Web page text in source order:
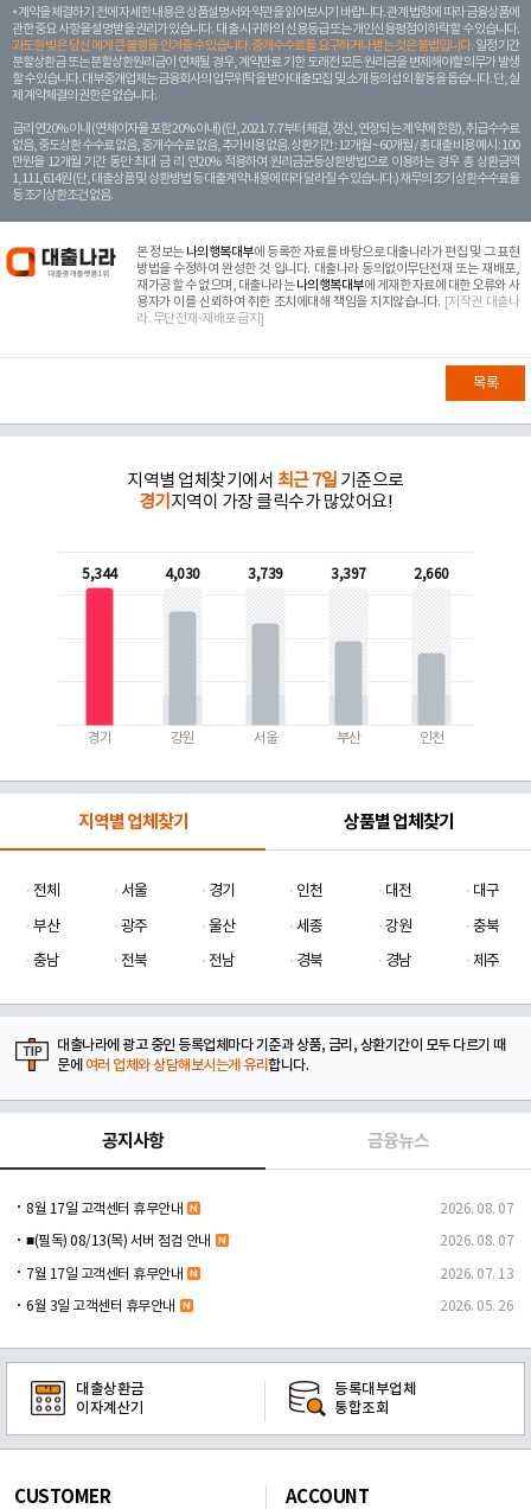
계약을 체결하기 전에 자세한 내용은 상품설명서와 약관을 읽어보시기 바랍니다. 관계 법령에 따라 금융상품에
관한 중요 사항을 설명받을 권리가 있습니다. 대 출 시 귀하의 신용등급 또는 개인신용평점이 하락할 수 있습니다.
과도한 빚은 당신 에게 큰 불행을 안겨줄 수 있습니다. 중개수수료를 요구하거나 받는 것은 불법입니다. 일정 기간
분할상환금 또는 분할상환원리금이 연체될 경우, 계약만료 기한 도래전 모든 원리금을 변제해야할 의무가 발생
할 수 있습니다. 대부중개업체는 금융회사의 업무위탁을 받아 대출모집 및 소개 등의 섭외 활동을 돕습니다. 단, 실
제 계약체결의 권한은 없습니다.
금리 연20% 이내 (연체이자율 포함 20% 이내) (단, 2021. 7. 7부터 체결, 갱신, 연장되는 계 약에 한함), 취급수수료
없음, 중도상환 수수료 없음, 중개수수료 없음, 추가비용 없음. 상환기간 : 12개월 ~ 60개월 / 총 대출 비용 예시 : 100
만원을 12개월 기간 동안 최대 금 리 연20% 적용하여 원리금균등상환방법으로 이용하는 경우 총 상환금액
1,111,614원 (단, 대출상품 및 상환방법 등 대출계약 내용에 따라 달라질 수 있습니다.) 채무의 조기 상환수수료율
등 조기상환조건 없음.
본 정보는 나의행복대부에 등록한 자료를 바탕으로 대출나라가 편집 및 그 표현
방법을 수정하여 완성한 것 입니다. 대출나라 동의없이무단전재 또는 재배포,
재가공 할 수 없으며, 대출나라는나의행복대부에 게재한 자료에 대한 오류와 사
용자가 이를 신뢰하여 취한 조치에대해 책임을 지지않습니다. [저작권 대출나
라. 무단전재-재배포 금지]
목록
지역별 업체찾기에서 최근 7일 기준으로
경기 지역이 가장 클릭수가 많았어요!
5,344
경기
4,030
강원
3,739
서울
3,397
부산
2,660
인천
지역별 업체찾기 상품별 업체찾기
전체 서울 경기 인천 대전
대구
부산
광주 울산 세종 강원
충북
충남
전북 전남 경북 경남 제주
대출나라에 광고 중인 등록업체마다 기준과 상품, 금리, 상환기간이 모두 다르기 때
문에 여러 업체와 상담해보시는게 유리합니다.
공지사항 금융뉴스
8월 17일 고객센터 휴무안내 2026. 08. 07
■(필독) 08/13(목) 서버 점검 안내 2026. 08. 07
7월 17일 고객센터 휴무안내 2026. 07. 13
6월 3일 고객센터 휴무안내 2026. 05. 26
대출상환금
이자계산기
등록대부업체
통합조회
CUSTOMER ACCOUNT